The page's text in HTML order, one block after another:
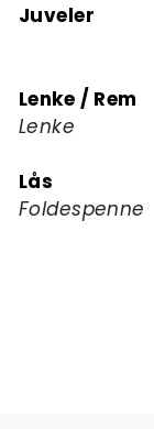
Juveler
Lenke / Rem
Lenke
Lås
Foldespenne